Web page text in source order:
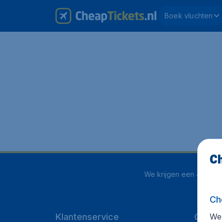
Boek vluchten
We krijgen een 4 uit 5
Klantenservice